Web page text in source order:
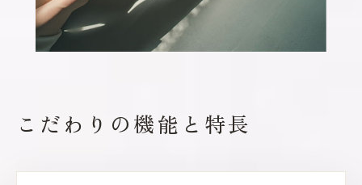
こだわりの機能と特長